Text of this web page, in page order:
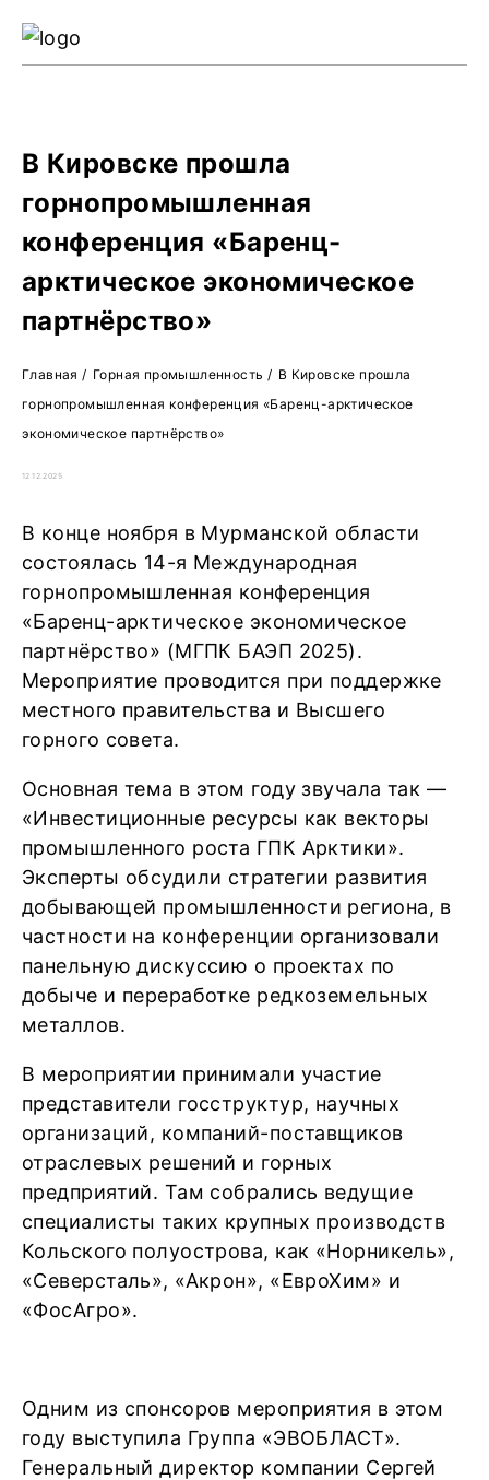
В Кировске прошла
горнопромышленная
конференция «Баренц-
арктическое экономическое
партнёрство»
Главная / Горная промышленность / В Кировске прошла
горнопромышленная конференция «Баренц-арктическое
экономическое партнёрство»
12.12.2025
В конце ноября в Мурманской области
состоялась 14-я Международная
горнопромышленная конференция
«Баренц-арктическое экономическое
партнёрство» (МГПК БАЭП 2025).
Мероприятие проводится при поддержке
местного правительства и Высшего
горного совета.
Основная тема в этом году звучала так —
«Инвестиционные ресурсы как векторы
промышленного роста ГПК Арктики».
Эксперты обсудили стратегии развития
добывающей промышленности региона, в
частности на конференции организовали
панельную дискуссию о проектах по
добыче и переработке редкоземельных
металлов.
В мероприятии принимали участие
представители госструктур, научных
организаций, компаний-поставщиков
отраслевых решений и горных
предприятий. Там собрались ведущие
специалисты таких крупных производств
Кольского полуострова, как «Норникель»,
«Северсталь», «Акрон», «ЕвроХим» и
«ФосАгро».
Одним из спонсоров мероприятия в этом
году выступила Группа «ЭВОБЛАСТ».
Генеральный директор компании Сергей